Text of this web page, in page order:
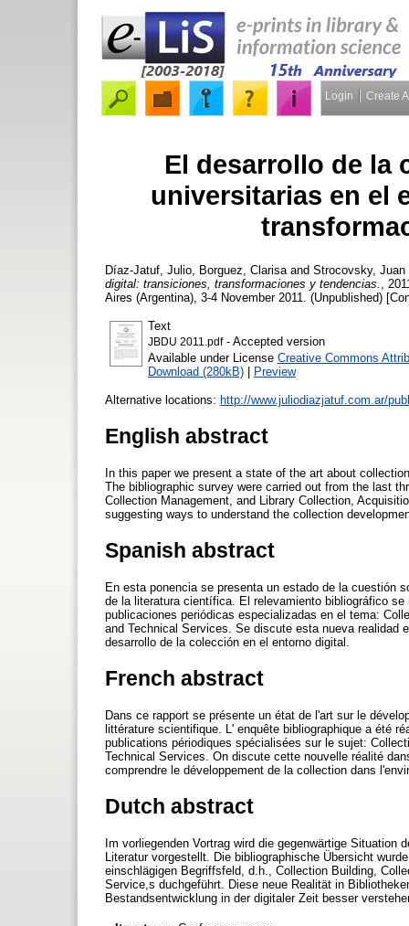
Login Create
El desarrollo de la
universitarias en el
Díaz-Jatuf, Julio Borguez, Clarisa and Strocovsky, Juan
digital: transiciones, transformaciones y tendencias.
,
Aires (Argentina), 3-4 November 2011. (Unpublished)
Text
JBDU 2011.pdf- Accepted version
Available under License Creative Commons
Download (280kB) | Preview
Alternative locations: http://www.juliodiazjatuf.com.ar/
English abstract
In this paper we present a state of the art about
The bibliographic survey were carried out from the last
Collection Management, and Library Collection,
suggesting ways to understand the collection
Spanish abstract
En esta ponencia se presenta un estado de la cuestión
de la literatura científica. El relevamiento bibliográfico
publicaciones periódicas especializadas en el tema:
and Technical Services. Se discute esta nueva realidad
desarrollo de la colección en el entorno digital.
French abstract
Dans ce rapport se présente un état de l'art sur le
littérature scientifique. L' enquête bibliographique a été
publications périodiques spécialisées sur le sujet:
Technical Services. On discute cette nouvelle réalité
comprendre le développement de la collection dans
Dutch abstract
Im vorliegenden Vortrag wird die gegenwärtige
Literatur vorgestellt. Die bibliographische Übersicht
einschlägigen Begriffsfeld, d.h., Collection Building,
Service,s duchgeführt. Diese neue Realität in
Bestandsentwicklung in der digitaler Zeit besser